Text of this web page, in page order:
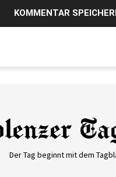
Der Tag beginnt mit dem